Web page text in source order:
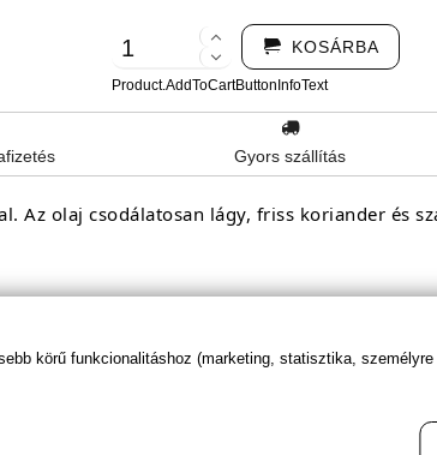
KOSÁRBA
Product.AddToCartButtonInfoText
Gyors szállítás
Az olaj csodálatosan lágy, friss koriander és
körű funkcionalitáshoz (marketing, statisztika,